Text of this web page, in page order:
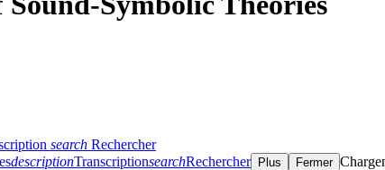
search Rechercher
descriptionTranscriptionsearchRechercher Plus Fermer